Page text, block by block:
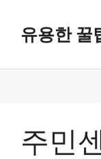
유용한 꿀
주민